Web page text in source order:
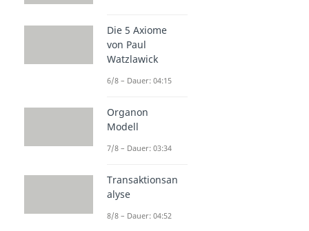
Die 5 Axiome
von Paul
Watzlawick
6/8 – Dauer: 04:15
Organon
Modell
7/8 – Dauer: 03:34
Transaktionsan
alyse
8/8 – Dauer: 04:52